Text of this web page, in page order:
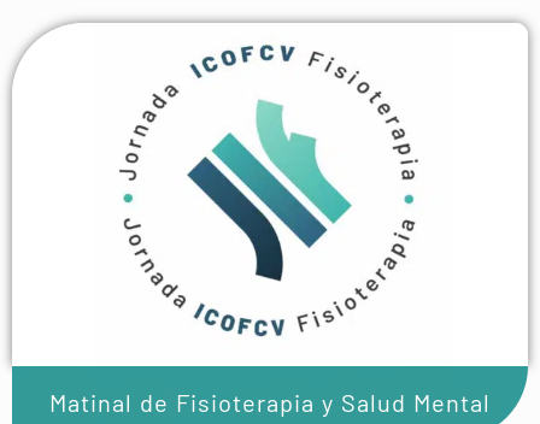
Matinal de Fisioterapia y Salud Mental